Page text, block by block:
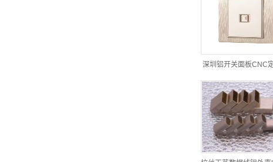
深圳铝开关面板CNC